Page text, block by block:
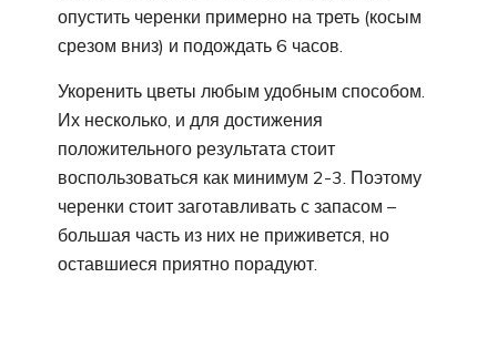
опустить черенки примерно на треть (косым
срезом вниз) и подождать 6 часов.
Укоренить цветы любым удобным способом.
Их несколько, и для достижения
положительного результата стоит
воспользоваться как минимум 2-3. Поэтому
черенки стоит заготавливать с запасом –
большая часть из них не приживется, но
оставшиеся приятно порадуют.